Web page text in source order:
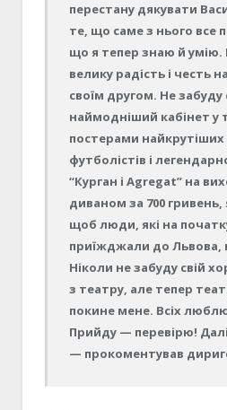
перестану дякувати
те, що саме з нього все
що я тепер знаю й умію.
велику радість і честь
своїм другом. Не забуду
наймодніший кабінет у
постерами найкрутіших
футболістів і
“Курган і Agregat” на
диваном за 700 гривень,
щоб люди, які на
приїжджали до Львова,
Ніколи не забуду свій
з театру, але тепер
покине мене. Всіх
Прийду — перевірю!
— прокоментував